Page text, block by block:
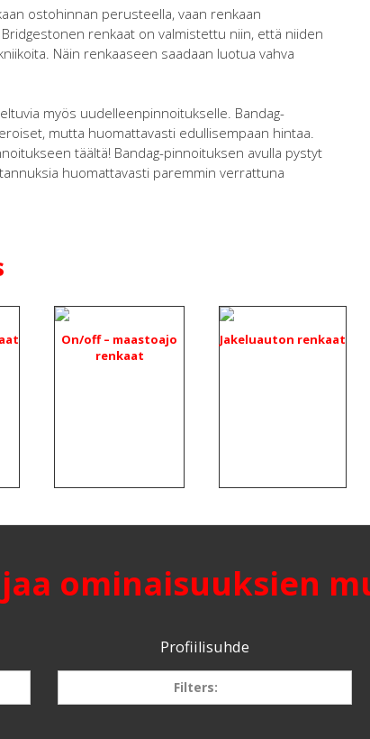
ostohinnan perusteella, vaan renkaan
renkaat on valmistettu niin, että niiden
Näin renkaaseen saadaan luotua vahva
myös uudelleenpinnoitukselle. Bandag-
mutta huomattavasti edullisempaan hintaa.
täältä! Bandag-pinnoituksen avulla pystyt
huomattavasti paremmin verrattuna
On/off – maastoajo
renkaat
Jakeluauton renkaat
ominaisuuksien
Profiilisuhde
Filters: